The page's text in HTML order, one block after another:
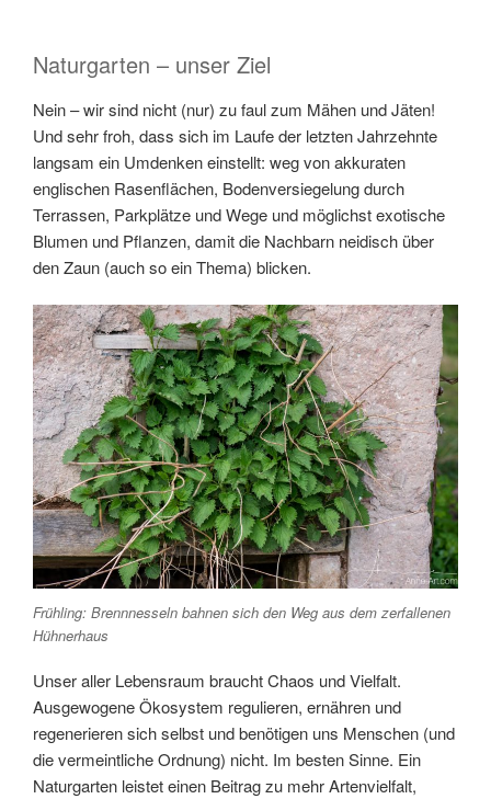
Naturgarten – unser Ziel
Nein – wir sind nicht (nur) zu faul zum Mähen und Jäten!
Und sehr froh, dass sich im Laufe der letzten Jahrzehnte
langsam ein Umdenken einstellt: weg von akkuraten
englischen Rasenflächen, Bodenversiegelung durch
Terrassen, Parkplätze und Wege und möglichst exotische
Blumen und Pflanzen, damit die Nachbarn neidisch über
den Zaun (auch so ein Thema) blicken.
Frühling: Brennnesseln bahnen sich den Weg aus dem zerfallenen
Hühnerhaus
Unser aller Lebensraum braucht Chaos und Vielfalt.
Ausgewogene Ökosystem regulieren, ernähren und
regenerieren sich selbst und benötigen uns Menschen (und
die vermeintliche Ordnung) nicht. Im besten Sinne. Ein
Naturgarten leistet einen Beitrag zu mehr Artenvielfalt,